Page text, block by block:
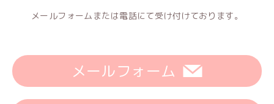
メールフォームまたは電話にて受け付けております。
メールフォーム